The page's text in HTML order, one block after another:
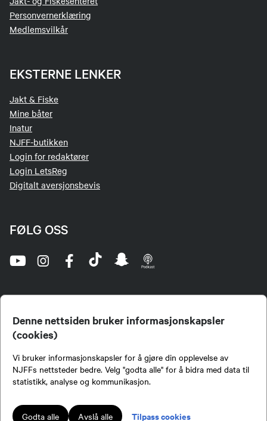
Denne nettsiden bruker informasjonskapsler
(cookies)
Vi bruker informasjonskapsler for å gjøre din opplevelse av
NJFFs nettsteder bedre. Velg "godta alle" for å bidra med data til
statistikk, analyse og kommunikasjon.
Godta alle Avslå alle Tilpass cookies
Personvernerklæring
Medlemsvilkår
EKSTERNE LENKER
Jakt & Fiske
Mine båter
Inatur
NJFF-butikken
Login for redaktører
Login LetsReg
Digitalt aversjonsbevis
FØLG OSS
jegere og sportsfiskere og et av de viktigste miljøene for formidling av kunnskap om jakt og
fiske i Norge. Vi er en partipolitisk nøytral organisasjon, men har et sterkt jakt-, fiske-, og
naturpolitisk engasjement i mange saker.
Lokalforeninger tilsluttet Norges Jeger- og Fiskerforbund har ansvar for innhold de
publiserer på njff.no.